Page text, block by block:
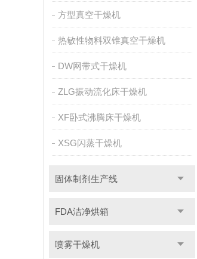
方型真空干燥机
热敏性物料双锥真空干燥机
DW网带式干燥机
ZLG振动流化床干燥机
XF卧式沸腾床干燥机
XSG闪蒸干燥机
固体制剂生产线
FDA洁净烘箱
喷雾干燥机